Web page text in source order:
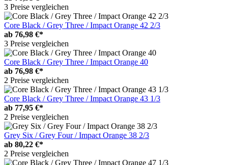
3 Preise vergleichen
Core Black / Grey Three / Impact Orange 42 2/3
ab 76,98 €*
3 Preise vergleichen
Core Black / Grey Three / Impact Orange 40
ab 76,98 €*
2 Preise vergleichen
Core Black / Grey Three / Impact Orange 43 1/3
ab 77,95 €*
2 Preise vergleichen
Grey Six / Grey Four / Impact Orange 38 2/3
ab 80,22 €*
2 Preise vergleichen